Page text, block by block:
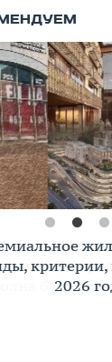
критерии,
2026